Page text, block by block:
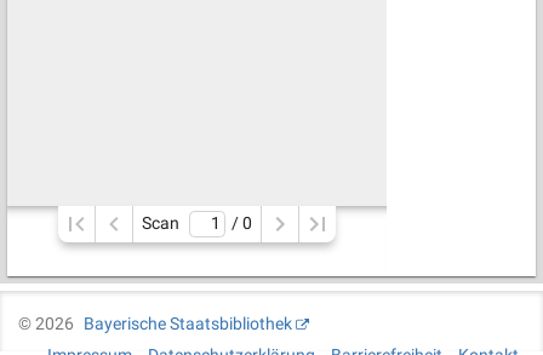
Scan / 0
©2026
Bayerische Staatsbibliothek